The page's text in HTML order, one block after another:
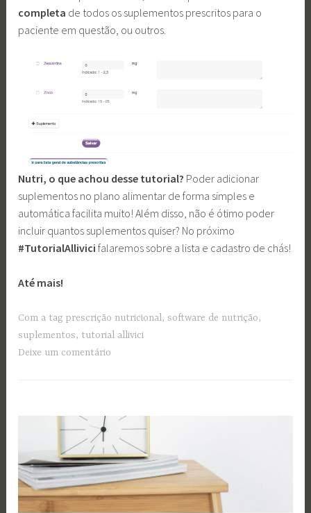
completa de todos os suplementos prescritos para o
paciente em questão, ou outros.
Nutri, o que achou desse tutorial? Poder adicionar
suplementos no plano alimentar de forma simples e
automática facilita muito! Além disso, não é ótimo poder
incluir quantos suplementos quiser? No próximo
#TutorialAllivicifalaremos sobre a lista e cadastro de chás!
Até mais!
Com a tag prescrição nutricional,software de nutrição,
suplementos, tutorial allivici
Deixe um comentário